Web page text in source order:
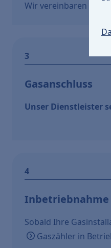
Wir vereinbaren mit
Gasanschluss
Unser Dienstleister
Inbetriebnahme
Sobald Ihre
Gaszähler in